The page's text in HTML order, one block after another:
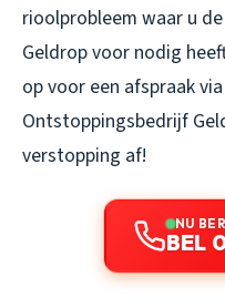
rioolprobleem waar u
Geldrop voor nodig
op voor een afspraak via
Ontstoppingsbedrijf
verstopping af!
NU
BEL